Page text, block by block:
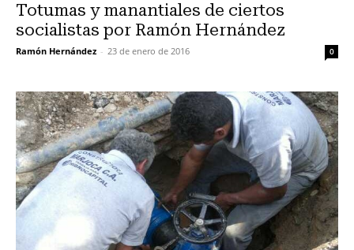
Totumas y manantiales de ciertos
socialistas por Ramón Hernández
Ramón Hernández - 23 de enero de 2016 0